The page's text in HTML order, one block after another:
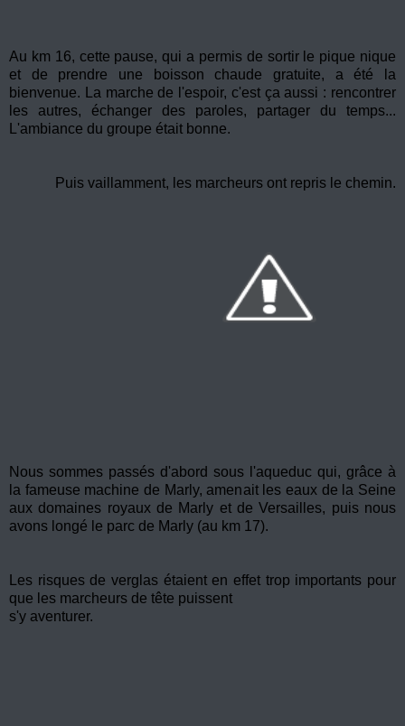
Au km 16, cette pause, qui a permis de sortir le pique nique
et de prendre une boisson chaude gratuite, a été la
bienvenue. La marche de l'espoir, c'est ça aussi : rencontrer
les autres, échanger des paroles, partager du temps...
L'ambiance du groupe était bonne.
Puis vaillamment, les marcheurs ont repris le chemin.
Nous sommes passés d'abord sous l'aqueduc qui, grâce à
la fameuse machine de Marly, amenait les eaux de la Seine
aux domaines royaux de Marly et de Versailles, puis nous
avons longé le parc de Marly (au km 17).
Les risques de verglas étaient en effet trop importants pour
que les marcheurs de tête puissent
s'y aventurer.